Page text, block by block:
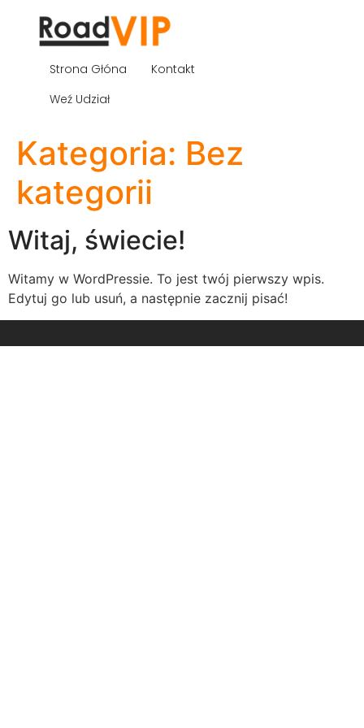
Strona Głóna
Kontakt
Weź Udział
Kategoria: Bez
kategorii
Witaj, świecie!
Witamy w WordPressie. To jest twój pierwszy wpis.
Edytuj go lub usuń, a następnie zacznij pisać!